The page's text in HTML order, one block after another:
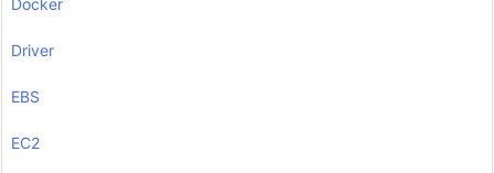
Docker
Driver
EBS
EC2